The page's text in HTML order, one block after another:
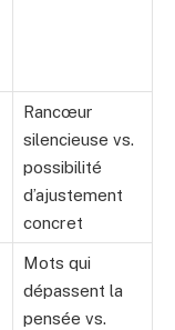
Rancœur
silencieuse vs.
possibilité
d’ajustement
concret
Mots qui
dépassent la
pensée vs.